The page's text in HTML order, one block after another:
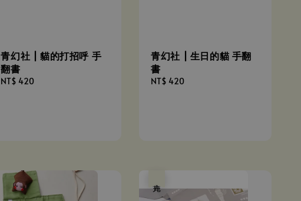
青幻社 | 貓的打招呼 手
翻書
Regular
NT$ 420
青幻社 | 生日的貓 手翻
書
Regular
NT$ 420